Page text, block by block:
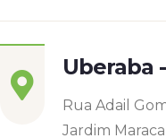
Uberaba
Rua Adail
Jardim